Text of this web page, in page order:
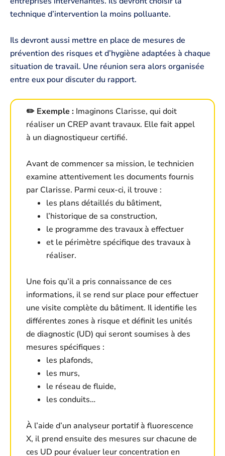
technique d’intervention la moins polluante.
Ils devront aussi mettre en place de mesures de
prévention des risques et d’hygiène adaptées à chaque
situation de travail. Une réunion sera alors organisée
entre eux pour discuter du rapport.
✏️ Exemple : Imaginons Clarisse, qui doit
réaliser un CREP avant travaux. Elle fait appel
à un diagnostiqueur certifié.
Avant de commencer sa mission, le technicien
examine attentivement les documents fournis
par Clarisse. Parmi ceux-ci, il trouve :
les plans détaillés du bâtiment,
l’historique de sa construction,
le programme des travaux à effectuer
et le périmètre spécifique des travaux à
réaliser.
Une fois qu’il a pris connaissance de ces
informations, il se rend sur place pour effectuer
une visite complète du bâtiment. Il identifie les
différentes zones à risque et définit les unités
de diagnostic (UD) qui seront soumises à des
mesures spécifiques :
les plafonds,
les murs,
le réseau de fluide,
les conduits…
À l’aide d’un analyseur portatif à fluorescence
X, il prend ensuite des mesures sur chacune de
ces UD pour évaluer leur concentration en